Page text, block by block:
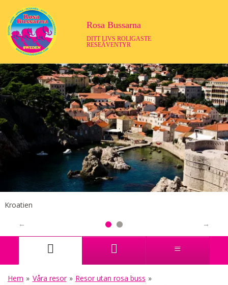
Rosa Bussarna
DITT LIVS ROLIGASTE
RESEÄVENTYR
Kroatien
Hem » Våra resor » Resor utan rosa buss »